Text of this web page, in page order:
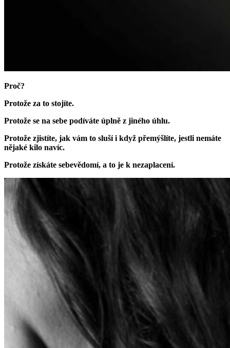
Proč?
Protože za to stojíte.
Protože se na sebe podíváte úplně z jiného úhlu.
Protože zjistíte, jak vám to sluší i když přemýšlíte, jestli nemáte
nějaké kilo navíc.
Protože získáte sebevědomí, a to je k nezaplacení.